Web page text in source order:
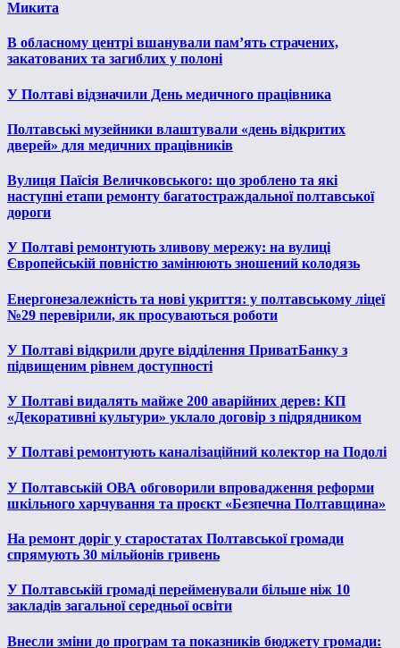
Микита
В обласному центрі вшанували пам’ять страчених,
закатованих та загиблих у полоні
У Полтаві відзначили День медичного працівника
Полтавські музейники влаштували «день відкритих
дверей» для медичних працівників
Вулиця Паїсія Величковського: що зроблено та які
наступні етапи ремонту багатостраждальної полтавської
дороги
У Полтаві ремонтують зливову мережу: на вулиці
Європейській повністю замінюють зношений колодязь
Енергонезалежність та нові укриття: у полтавському ліцеї
№29 перевірили, як просуваються роботи
У Полтаві відкрили друге відділення ПриватБанку з
підвищеним рівнем доступності
У Полтаві видалять майже 200 аварійних дерев: КП
«Декоративні культури» уклало договір з підрядником
У Полтаві ремонтують каналізаційний колектор на Подолі
У Полтавській ОВА обговорили впровадження реформи
шкільного харчування та проєкт «Безпечна Полтавщина»
На ремонт доріг у старостатах Полтавської громади
спрямують 30 мільйонів гривень
У Полтавській громаді перейменували більше ніж 10
закладів загальної середньої освіти
Внесли зміни до програм та показників бюджету громади: